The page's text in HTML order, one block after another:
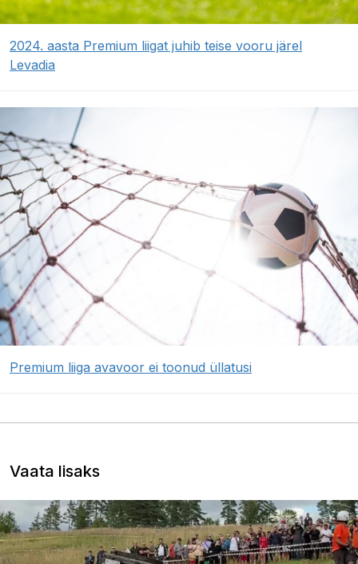
2024. aasta Premium liigat juhib teise vooru järel
Levadia
Premium liiga avavoor ei toonud üllatusi
Vaata lisaks